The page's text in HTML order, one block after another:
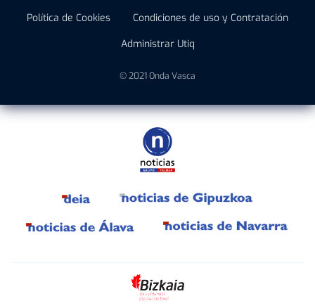
Política de Cookies
Condiciones de uso y Contratación
Administrar Utiq
© 2021 Onda Vasca